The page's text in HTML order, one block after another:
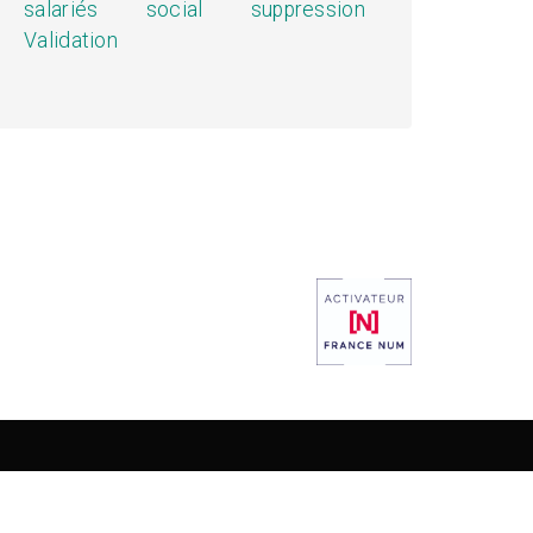
salariés social
suppression
Validation